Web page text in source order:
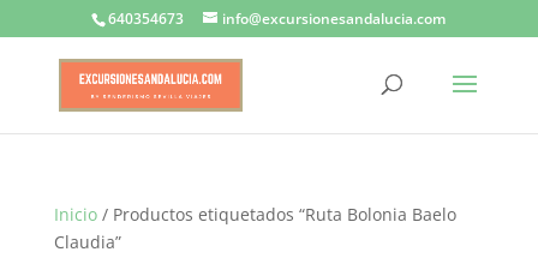
640354673 info@excursionesandalucia.com
Inicio/ Productos etiquetados “Ruta Bolonia Baelo
Claudia”